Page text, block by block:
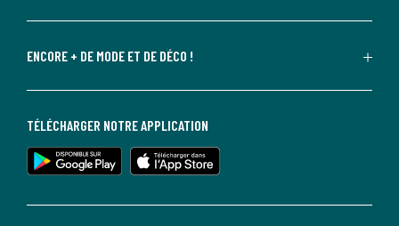
ENCORE + DE MODE ET DE DÉCO !
TÉLÉCHARGER NOTRE APPLICATION